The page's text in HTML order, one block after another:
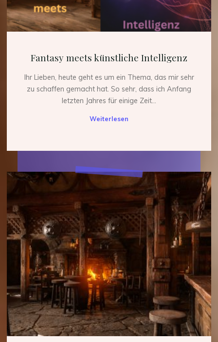
Fantasy meets künstliche Intelligenz
Ihr Lieben, heute geht es um ein Thema, das mir sehr
zu schaffen gemacht hat. So sehr, dass ich Anfang
letzten Jahres für einige Zeit...
Weiterlesen
Intelligenz"
Leif
ist
zurück